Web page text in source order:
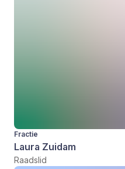
Fractie
Laura Zuidam
Raadslid